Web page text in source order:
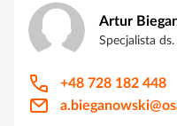
Artur
Specjalista
+48 728 182 448